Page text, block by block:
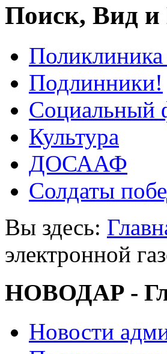
Поиск, Вид и
Подлинники!
Социальный
Культура
ДОСААФ
Солдаты
Вы здесь:
электронной
НОВОДАР -
Новости